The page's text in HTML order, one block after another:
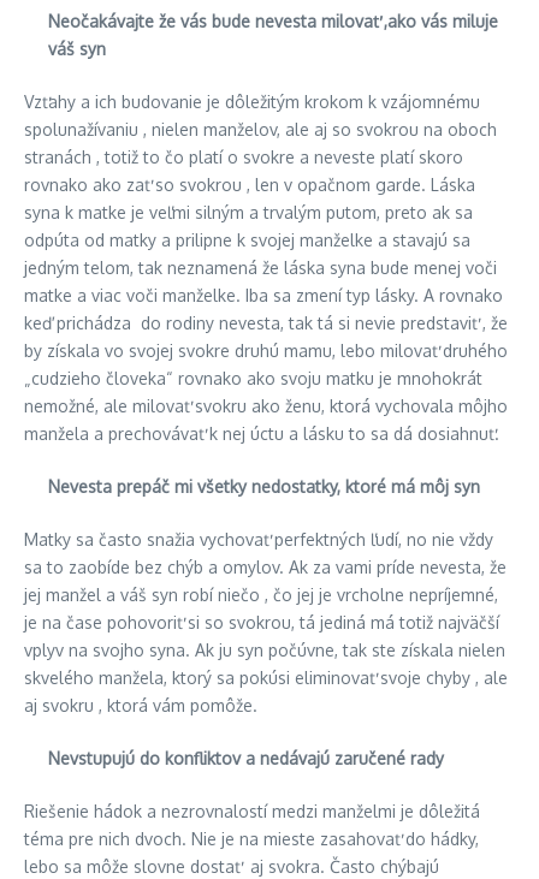
Neočakávajte že vás bude nevesta milovať ,ako vás miluje
váš syn
Vzťahy a ich budovanie je dôležitým krokom k vzájomnému
spolunažívaniu , nielen manželov, ale aj so svokrou na oboch
stranách , totiž to čo platí o svokre a neveste platí skoro
rovnako ako zať so svokrou , len v opačnom garde. Láska
syna k matke je veľmi silným a trvalým putom, preto ak sa
odpúta od matky a prilipne k svojej manželke a stavajú sa
jedným telom, tak neznamená že láska syna bude menej voči
matke a viac voči manželke. Iba sa zmení typ lásky. A rovnako
keď prichádza do rodiny nevesta, tak tá si nevie predstaviť , že
by získala vo svojej svokre druhú mamu, lebo milovať druhého
„cudzieho človeka“ rovnako ako svoju matku je mnohokrát
nemožné, ale milovať svokru ako ženu, ktorá vychovala môjho
manžela a prechovávať k nej úctu a lásku to sa dá dosiahnuť.
Nevesta prepáč mi všetky nedostatky, ktoré má môj syn
Matky sa často snažia vychovať perfektných ľudí, no nie vždy
sa to zaobíde bez chýb a omylov. Ak za vami príde nevesta, že
jej manžel a váš syn robí niečo , čo jej je vrcholne nepríjemné,
je na čase pohovoriť si so svokrou, tá jediná má totiž najväčší
vplyv na svojho syna. Ak ju syn počúvne, tak ste získala nielen
skvelého manžela, ktorý sa pokúsi eliminovať svoje chyby , ale
aj svokru , ktorá vám pomôže.
Nevstupujú do konfliktov a nedávajú zaručené rady
Riešenie hádok a nezrovnalostí medzi manželmi je dôležitá
téma pre nich dvoch. Nie je na mieste zasahovať do hádky,
lebo sa môže slovne dostať aj svokra. Často chýbajú